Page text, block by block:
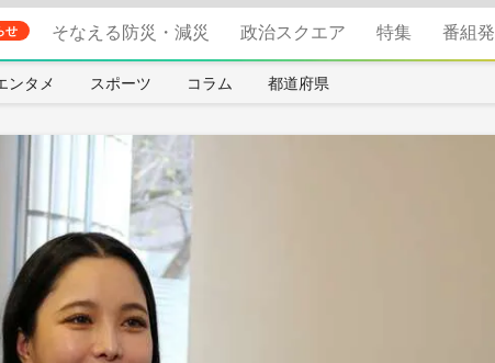
せ そなえる防災・減災 政治スクエア 特集 番組発
ンタメ スポーツ コラム 都道府県